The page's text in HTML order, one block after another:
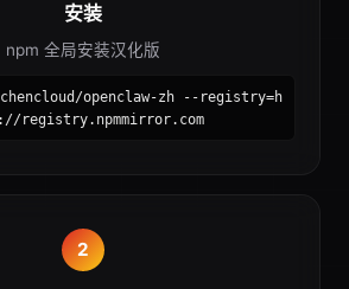
安装
npm 全局安装汉化版
openclaw-zh --registry=h
registry.npmmirror.com
2